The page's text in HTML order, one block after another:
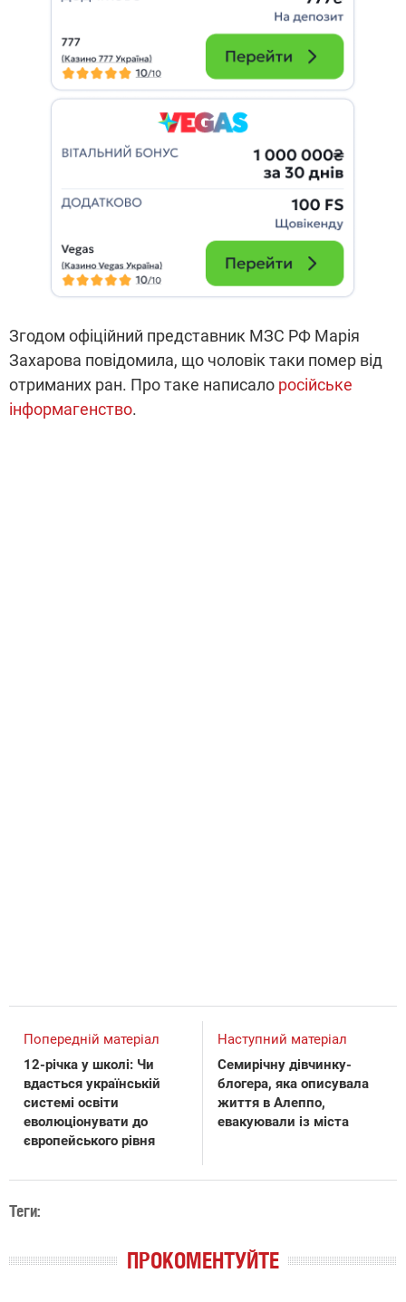
Згодом офіційний представник МЗС РФ Марія
Захарова повідомила, що чоловік таки помер від
отриманих ран. Про таке написало російське
інформагенство.
Попередній матеріал
12-річка у школі: Чи
вдасться українській
системі освіти
еволюціонувати до
європейського рівня
Наступний матеріал
Семирічну дівчинку-
блогера, яка описувала
життя в Алеппо,
евакуювали із міста
Теги:
ПРОКОМЕНТУЙТЕ